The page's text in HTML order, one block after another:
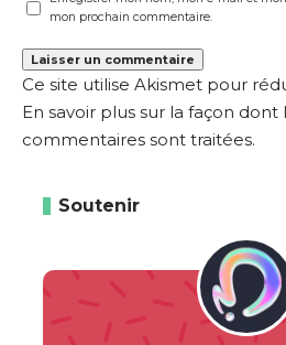
mon prochain commentaire.
Ce site utilise Akismet pour
En savoir plus sur la façon
commentaires sont traitées.
Soutenir